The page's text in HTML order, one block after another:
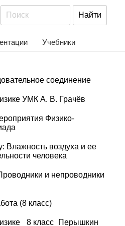
Учебники
соединение
УМК А. В. Грачёв
Физико-
Влажность воздуха и ее
человека
и непроводники
(8 класс)
8 класс_Перышкин